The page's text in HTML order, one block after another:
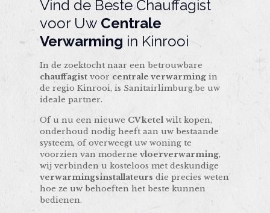
Vind de Beste Chauffagist
voor Uw Centrale
Verwarming in Kinrooi
In de zoektocht naar een betrouwbare
chauffagist voor centrale verwarming in
de regio Kinrooi, is Sanitairlimburg.be uw
ideale partner.
Of u nu een nieuwe CV ketel wilt kopen,
onderhoud nodig heeft aan uw bestaande
systeem, of overweegt uw woning te
voorzien van modernevloerverwarming,
wij verbinden u kosteloos met deskundige
verwarmingsinstallateurs die precies weten
hoe ze uw behoeften het beste kunnen
bedienen.